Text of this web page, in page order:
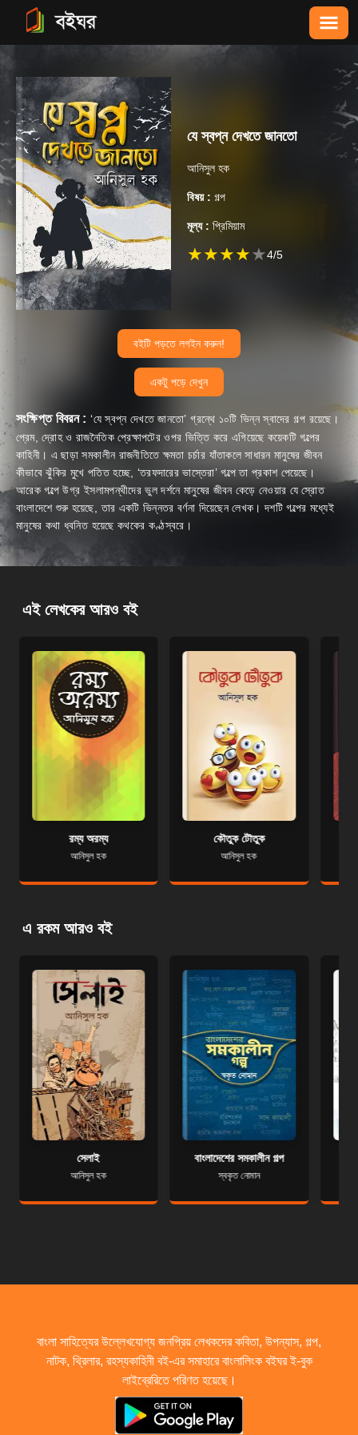
যে স্বপ্ন দেখতে জানতো
আনিসুল হক
বিষয় : গল্প
মূল্য : প্রিমিয়াম
★★★★★4/5
বইটি পড়তে লগইন করুন!
একটু পড়ে দেখুন
সংক্ষিপ্ত বিবরন : ‘যে স্বপ্ন দেখতে জানতো’ গ্রন্থে ১০টি ভিন্ন স্বাদের গল্প রয়েছে।
প্রেম, দ্রোহ ও রাজনৈতিক প্রেক্ষাপটের ওপর ভিত্তি করে এগিয়েছে কয়েকটি গল্পের
কাহিনী। এ ছাড়া সমকালীন রাজনীতিতে ক্ষমতা চর্চার যাঁতাকলে সাধারন মানুষের জীবন
কীভাবে ঝুঁকির মুখে পতিত হচ্ছে, ‘তরফদারের ভাস্তেরা’ গল্পে তা প্রকাশ পেয়েছে।
আরেক গল্পে উগ্র ইসলামপন্থীদের ভুল দর্শনে মানুষের জীবন কেড়ে নেওয়ার যে স্রোত
বাংলাদেশে শুরু হয়েছে, তার একটি ভিন্নতর বর্ণনা দিয়েছেন লেখক। দশটি গল্পের মধ্যেই
মানুষের কথা ধ্বনিত হয়েছে কথকের কণ্ঠস্বরে।
এই লেখকের আরও বই
রম্য অরম্য
আনিসুল হক
কৌতুক টৌতুক
আনিসুল হক
এ রকম আরও বই
সেলাই
আনিসুল হক
বাংলাদেশের সমকালীন গল্প
স্বকৃত নোমান
বাংলা সাহিত্যের উল্লেখযোগ্য জনপ্রিয় লেখকদের কবিতা, উপন্যাস, গল্প,
নাটক, থ্রিলার, রহস্যকাহিনী বই-এর সমাহারে বাংলালিংক বইঘর ই-বুক
লাইব্রেরিতে পরিণত হয়েছে।